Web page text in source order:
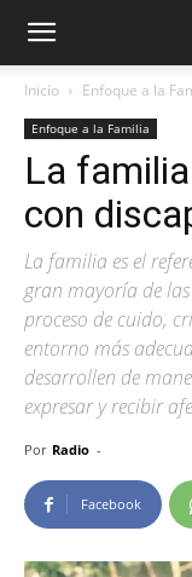
Inicio Enfoque a la
Enfoque a la Familia
La
con
La familia es el
gran mayoría de las
proceso de cuido,
entorno más
desarrollen de
expresar y recibir
Por Radio -
Facebook